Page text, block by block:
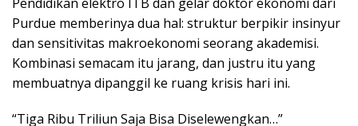
Purdue memberinya dua hal: struktur berpikir insinyur
dan sensitivitas makroekonomi seorang akademisi.
Kombinasi semacam itu jarang, dan justru itu yang
membuatnya dipanggil ke ruang krisis hari ini.
“Tiga Ribu Triliun Saja Bisa Diselewengkan…”